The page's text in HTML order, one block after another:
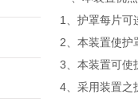
1、护罩每片可
2、本装置使护
3、本装置可使
4、采用装置之